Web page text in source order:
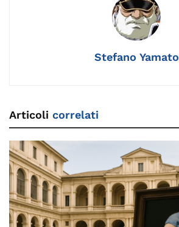
k
Stefano Yamato
Articoli correlati